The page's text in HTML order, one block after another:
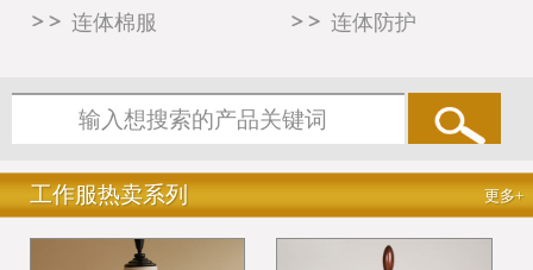
连体棉服
连体防护
更多+
工作服热卖系列